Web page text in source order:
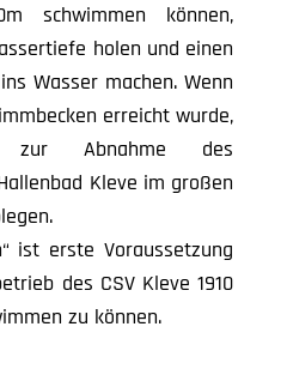
schwimmen können,
holen und einen
Wasser machen. Wenn
erreicht wurde,
Abnahme des
Kleve im großen
ist erste Voraussetzung
des CSV Kleve 1910
zu können.